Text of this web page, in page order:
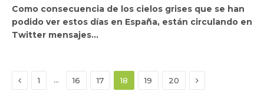
Como consecuencia de los cielos grises que se han
podido ver estos días en España, están circulando en
Twitter mensajes…
Anterior
1 … 16 17 18 19 20 Siguiente